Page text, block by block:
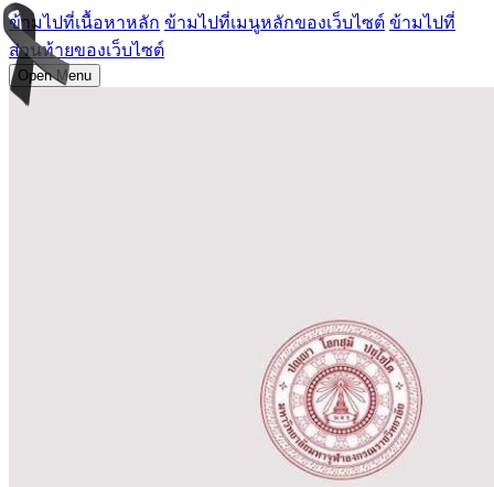
ข้ามไปที่เนื้อหาหลัก ข้ามไปที่เมนูหลักของเว็บไซต์ ข้ามไปที่
ส่วนท้ายของเว็บไซต์
Open Menu